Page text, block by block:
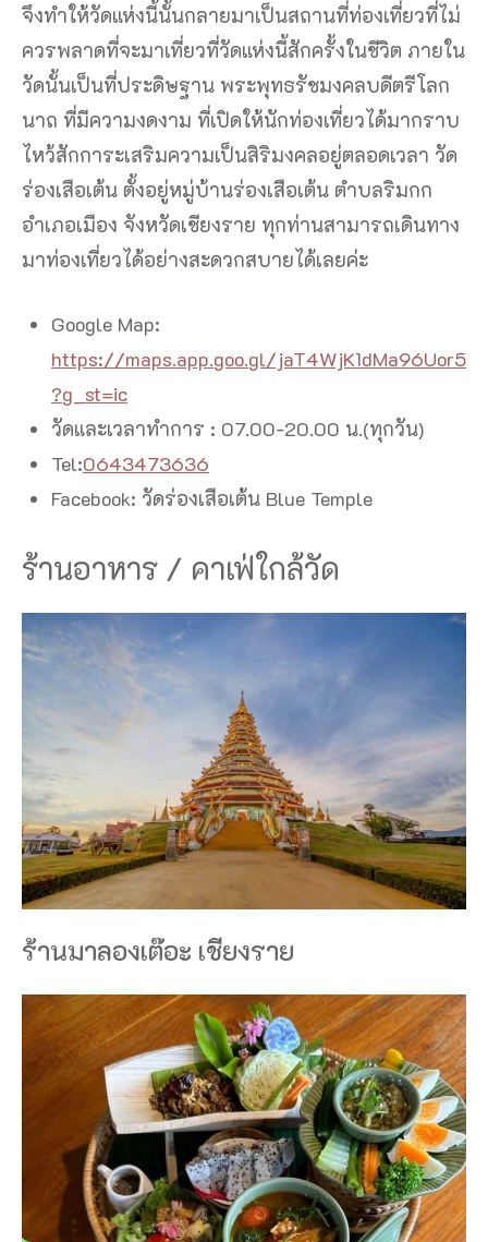
จึงทำให้วัดแห่งนี้นั้นกลายมาเป็นสถานที่ท่องเที่ยวที่ไม่
ควรพลาดที่จะมาเที่ยวที่วัดแห่งนี้สักครั้งในชีวิต ภายใน
วัดนั้นเป็นที่ประดิษฐาน พระพุทธรัชมงคลบดีตรีโลก
นาถ ที่มีความงดงาม ที่เปิดให้นักท่องเที่ยวได้มากราบ
ไหว้สักการะเสริมความเป็นสิริมงคลอยู่ตลอดเวลา วัด
ร่องเสือเต้น ตั้งอยู่หมู่บ้านร่องเสือเต้น ตำบลริมกก
อำเภอเมือง จังหวัดเชียงราย ทุกท่านสามารถเดินทาง
มาท่องเที่ยวได้อย่างสะดวกสบายได้เลยค่ะ
Google Map:
https://maps.app.goo.gl/jaT4WjK1dMa96Uor5
?g_st=ic
วัดและเวลาทำการ : 07.00-20.00 น.(ทุกวัน)
Tel:0643473636
Facebook: วัดร่องเสือเต้น Blue Temple
ร้านอาหาร / คาเฟ่ใกล้วัด
ร้านมาลองเต๊อะ เชียงราย